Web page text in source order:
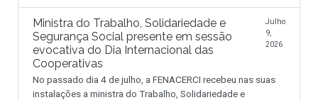
Ministra do Trabalho, Solidariedade e
Segurança Social presente em sessão
evocativa do Dia Internacional das
Cooperativas
Julho
9,
2026
No passado dia 4 de julho, a FENACERCI recebeu nas suas
instalações a ministra do Trabalho, Solidariedade e